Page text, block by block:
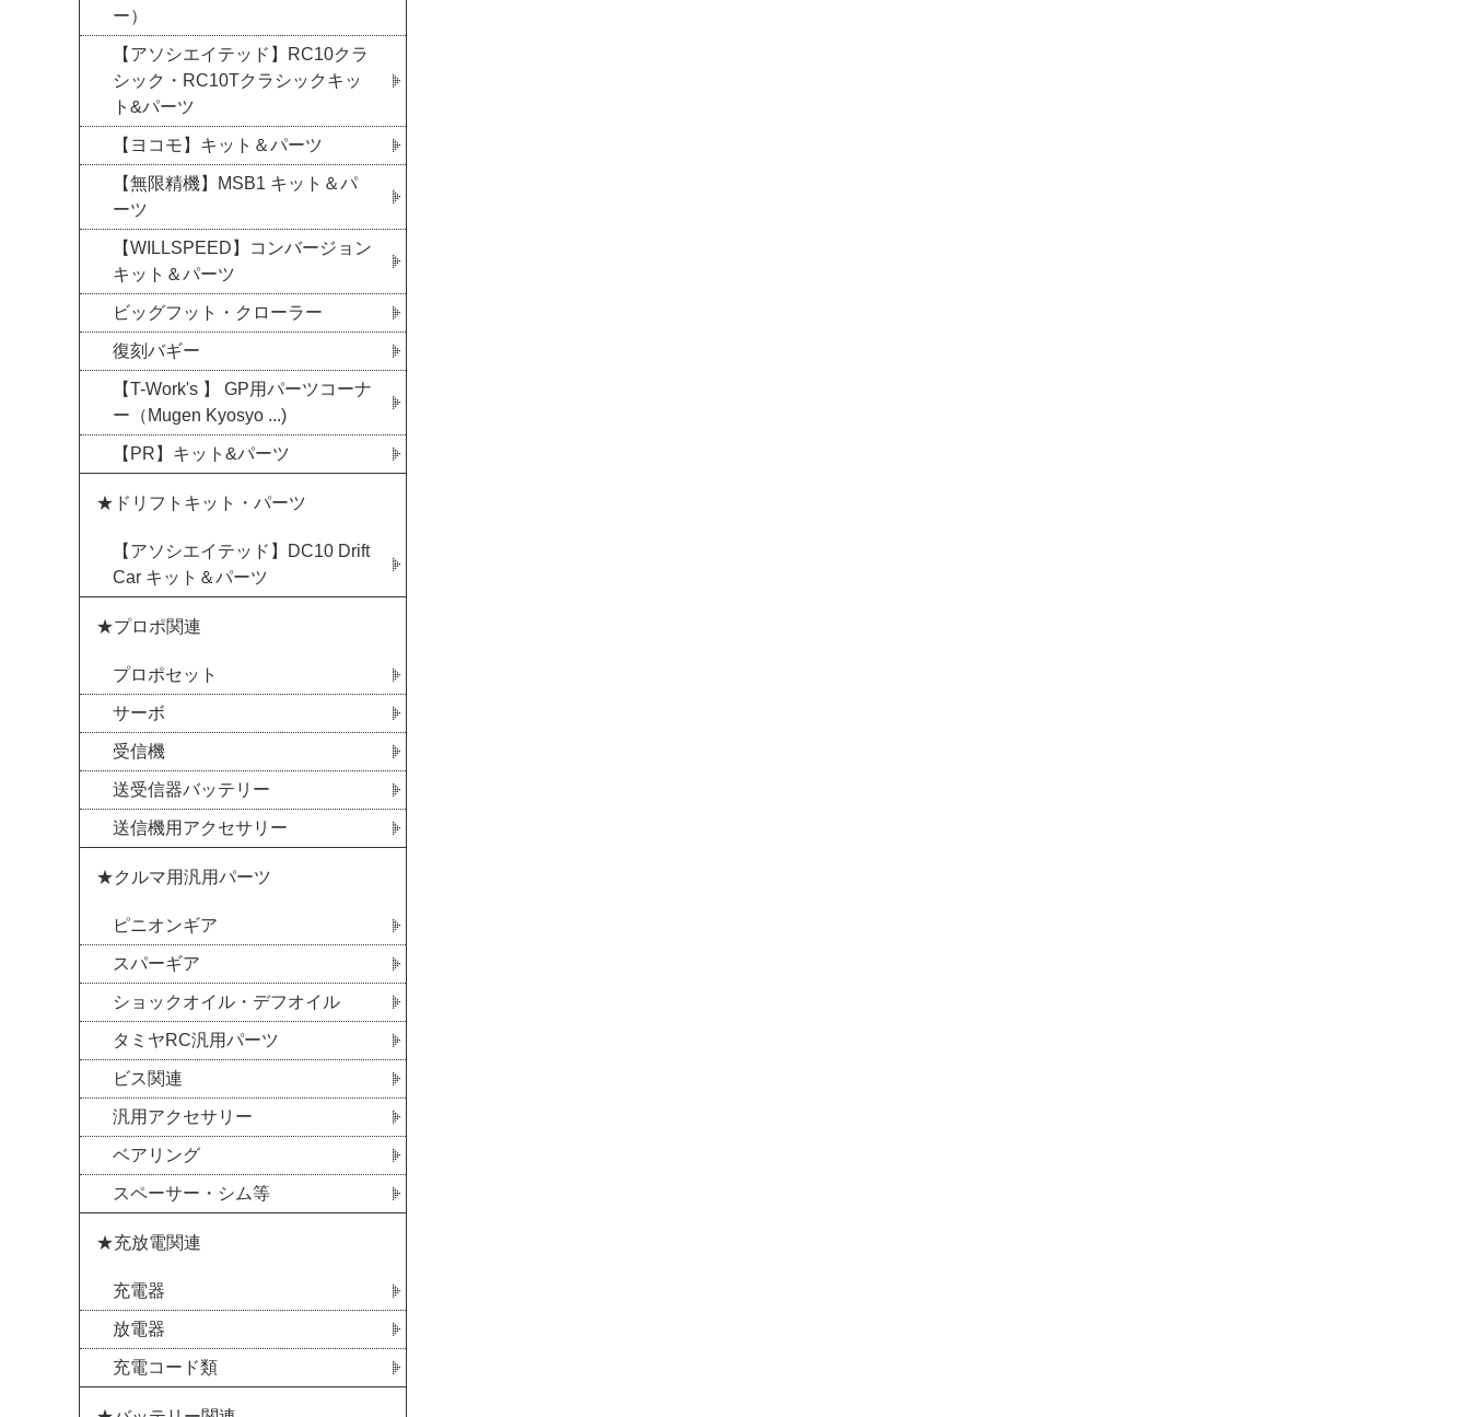
ー）
【アソシエイテッド】RC10クラ
シック・RC10Tクラシックキッ
ト&パーツ
【ヨコモ】キット＆パーツ
【無限精機】MSB1 キット＆パ
ーツ
【WILLSPEED】コンバージョン
キット＆パーツ
ビッグフット・クローラー
復刻バギー
【T-Work's 】 GP用パーツコーナ
ー（Mugen Kyosyo ...)
【PR】キット&パーツ
★ドリフトキット・パーツ
【アソシエイテッド】DC10 Drift
Car キット＆パーツ
★プロポ関連
プロポセット
サーボ
受信機
送受信器バッテリー
送信機用アクセサリー
★クルマ用汎用パーツ
ピニオンギア
スパーギア
ショックオイル・デフオイル
タミヤRC汎用パーツ
ビス関連
汎用アクセサリー
ベアリング
スペーサー・シム等
★充放電関連
充電器
放電器
充電コード類